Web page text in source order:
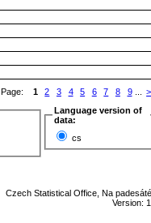
Page:
1 2 3 4 5 6 7 8 9...
>
Language version of
data:
cs
Czech Statistical Office, Na
Version: